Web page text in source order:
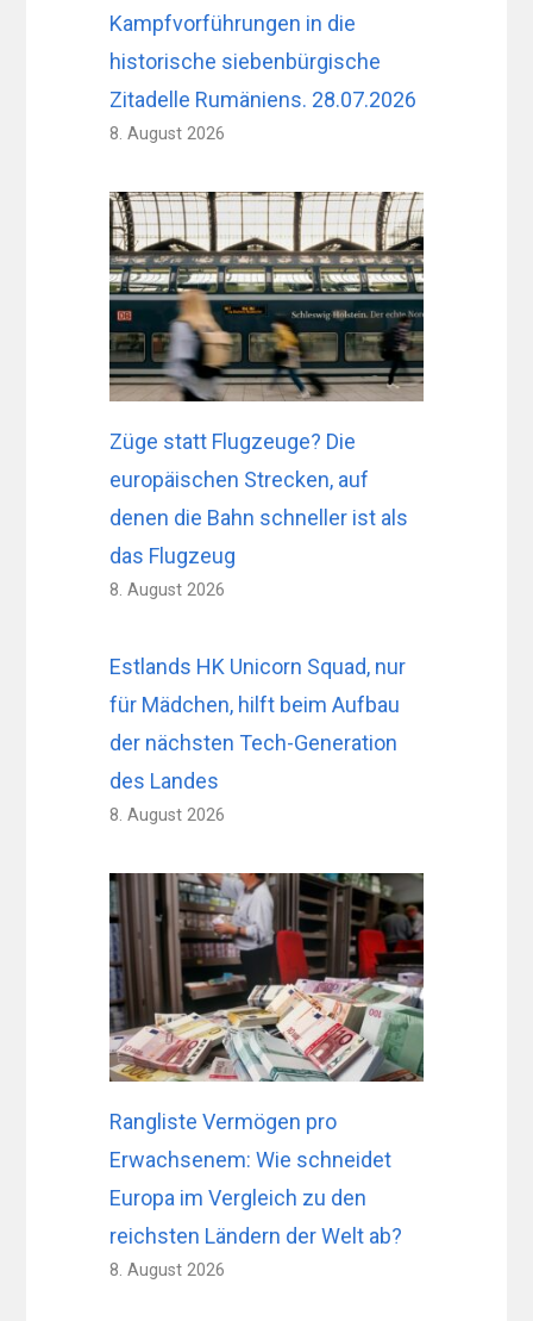
Kampfvorführungen in die
historische siebenbürgische
Zitadelle Rumäniens. 28.07.2026
8. August 2026
Züge statt Flugzeuge? Die
europäischen Strecken, auf
denen die Bahn schneller ist als
das Flugzeug
8. August 2026
Estlands HK Unicorn Squad, nur
für Mädchen, hilft beim Aufbau
der nächsten Tech-Generation
des Landes
8. August 2026
Rangliste Vermögen pro
Erwachsenem: Wie schneidet
Europa im Vergleich zu den
reichsten Ländern der Welt ab?
8. August 2026